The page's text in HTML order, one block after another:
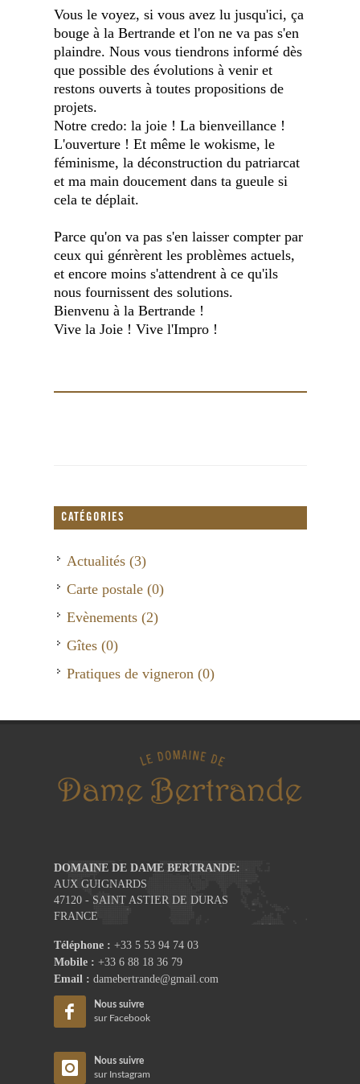
Vous le voyez, si vous avez lu jusqu'ici, ça
bouge à la Bertrande et l'on ne va pas s'en
plaindre. Nous vous tiendrons informé dès
que possible des évolutions à venir et
restons ouverts à toutes propositions de
projets.
Notre credo: la joie ! La bienveillance !
L'ouverture ! Et même le wokisme, le
féminisme, la déconstruction du patriarcat
et ma main doucement dans ta gueule si
cela te déplait.
Parce qu'on va pas s'en laisser compter par
ceux qui génrèrent les problèmes actuels,
et encore moins s'attendrent à ce qu'ils
nous fournissent des solutions.
Bienvenu à la Bertrande !
Vive la Joie ! Vive l'Impro !
CATÉGORIES
Actualités (3)
Carte postale (0)
Evènements (2)
Gîtes (0)
Pratiques de vigneron (0)
DOMAINE DE DAME BERTRANDE:
AUX GUIGNARDS
47120 - SAINT ASTIER DE DURAS
FRANCE
Téléphone : +33 5 53 94 74 03
Mobile : +33 6 88 18 36 79
Email : damebertrande@gmail.com
Nous suivre
sur Facebook
Nous suivre
sur Instagram